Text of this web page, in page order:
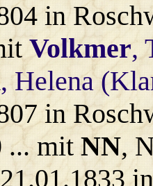
in
Volkmer,
, Helena
in
... mitNN,